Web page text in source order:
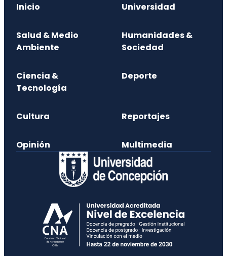
Inicio Universidad
Salud & Medio
Ambiente
Humanidades &
Sociedad
Ciencia &
Tecnología
Deporte
Cultura Reportajes
Opinión Multimedia